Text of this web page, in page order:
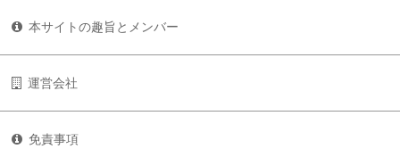
本サイトの趣旨とメンバー
運営会社
免責事項